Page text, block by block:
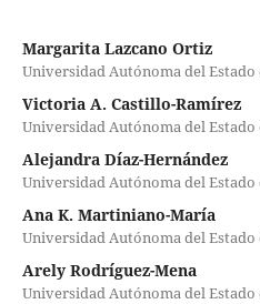
Margarita Lazcano Ortiz
Universidad Autónoma del Estado
Victoria A. Castillo-Ramírez
Universidad Autónoma del Estado
Alejandra Díaz-Hernández
Universidad Autónoma del Estado
Ana K. Martiniano-María
Universidad Autónoma del Estado
Arely Rodríguez-Mena
Universidad Autónoma del Estado